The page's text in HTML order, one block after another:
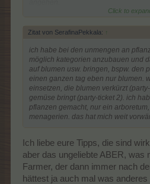
Benötigte Pflanzen mit zu langer
nutzen. WLs und HWP nicht
Für Tierquests Menagerie(n)
stören. Meine stehen dauerhaft im
stattfindet, ziehen die um auf eine
Wenn möglich, Tiere blitzen.
nicht vergessen.
Für Gruselquests lange
Pushern machen was geht.
Bei mir sind noch 23 Quests nicht
Click to
Zitat von SerafinaPekkala: ↑
ich habe bei den unmengen an
möglich kategorien anzubauen und
auf blumen usw. bringen, bspw. den
einen ganzen tag eben nur blumen.
einsetzen, die blumen verkürzt
gemüse bringt (party-ticket 2). ich
pflanzen gemacht, nur ein
menagerien. das hat mich weit
Ich liebe eure Tipps, die sind
aber das ungeliebte ABER, was
Farmer, der dann immer nach
hättest ja auch mal was